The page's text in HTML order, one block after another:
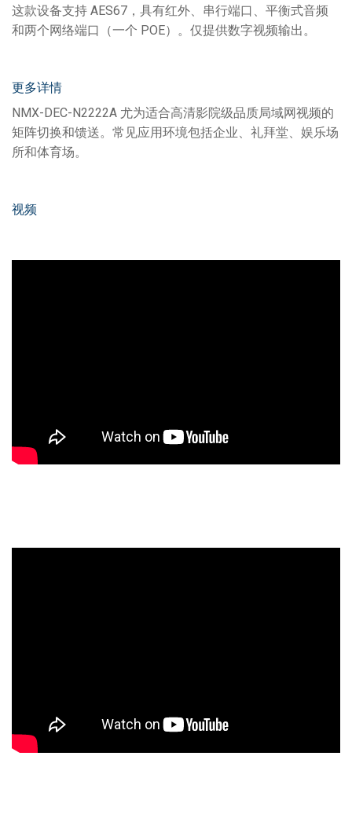
这款设备支持 AES67，具有红外、串行端口、平衡式音频
和两个网络端口（一个 POE）。仅提供数字视频输出。
更多详情
NMX-DEC-N2222A 尤为适合高清影院级品质局域网视频的
矩阵切换和馈送。常见应用环境包括企业、礼拜堂、娱乐场
所和体育场。
视频